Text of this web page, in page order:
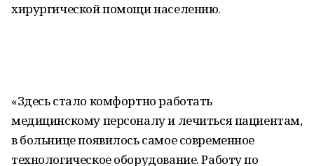
хирургической помощи населению.
«Здесь стало комфортно работать
медицинскому персоналу и лечиться пациентам,
в больнице появилось самое современное
технологическое оборудование. Работу по